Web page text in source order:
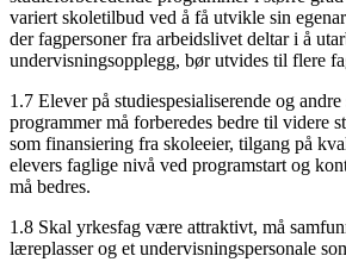
variert skoletilbud ved å få utvikle sin
der fagpersoner fra arbeidslivet deltar i å
undervisningsopplegg, bør utvides til flere
1.7 Elever på studiespesialiserende og
programmer må forberedes bedre til videre
som finansiering fra skoleeier, tilgang på
elevers faglige nivå ved programstart og
må bedres.
1.8 Skal yrkesfag være attraktivt, må
læreplasser og et undervisningspersonale